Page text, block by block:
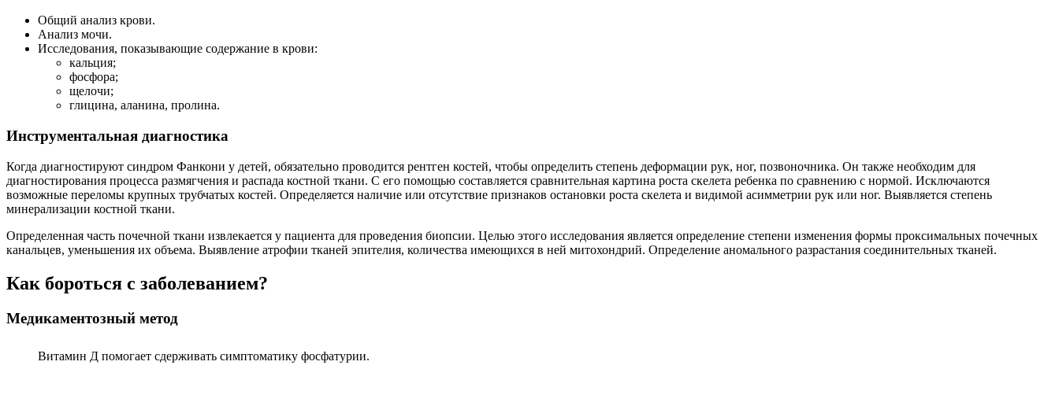
Общий анализ крови.
Анализ мочи.
Исследования, показывающие содержание в крови:
кальция;
фосфора;
щелочи;
глицина, аланина, пролина.
Инструментальная диагностика
Когда диагностируют синдром Фанкони у детей, обязательно проводится рентген костей, чтобы определить степень деформации рук, ног, позвоночника. Он также необходим для
диагностирования процесса размягчения и распада костной ткани. С его помощью составляется сравнительная картина роста скелета ребенка по сравнению с нормой. Исключаются
возможные переломы крупных трубчатых костей. Определяется наличие или отсутствие признаков остановки роста скелета и видимой асимметрии рук или ног. Выявляется степень
минерализации костной ткани.
Определенная часть почечной ткани извлекается у пациента для проведения биопсии. Целью этого исследования является определение степени изменения формы проксимальных почечных
канальцев, уменьшения их объема. Выявление атрофии тканей эпителия, количества имеющихся в ней митохондрий. Определение аномального разрастания соединительных тканей.
Как бороться с заболеванием?
Медикаментозный метод
Витамин Д помогает сдерживать симптоматику фосфатурии.